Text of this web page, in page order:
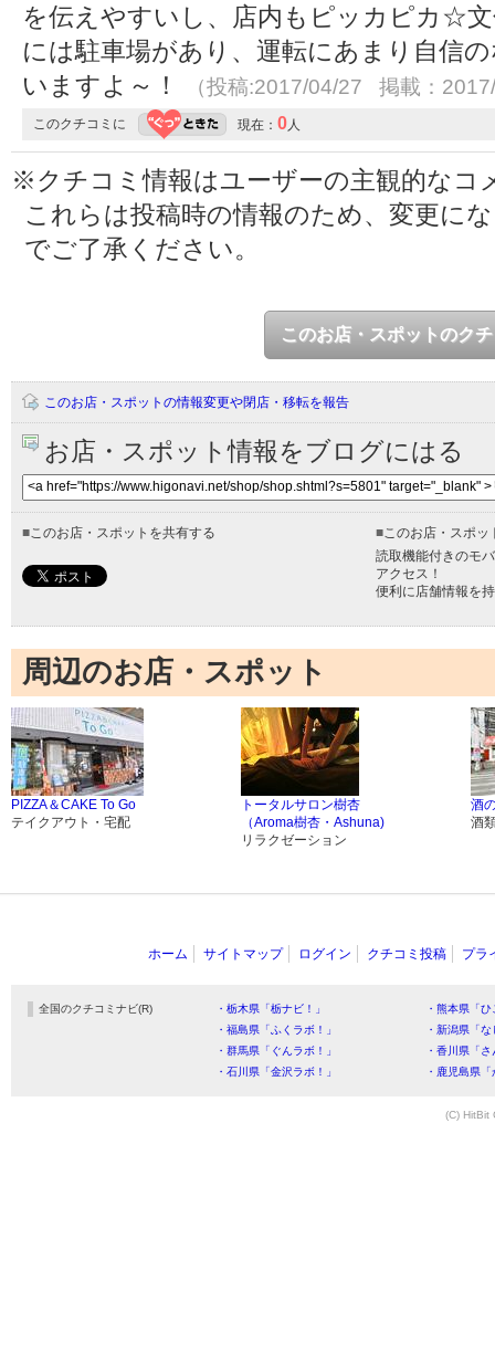
を伝えやすいし、店内もピッカピカ☆
には駐車場があり、運転にあまり自信
いますよ～！
（投稿:2017/04/27 掲載：
このクチコミに 現在： 0 人
※クチコミ情報はユーザーの主観的なコ
これらは投稿時の情報のため、変更に
でご了承ください。
このお店・スポットのク
このお店・スポットの情報変更や閉店・移転を報告
お店・スポット情報をブログにはる
■ このお店・スポットを共有する ■ このお店・スポ
読取機能付きのモ
アクセス！
便利に店舗情報を
周辺のお店・スポット
PIZZA＆CAKE To Go
テイクアウト・宅配
トータルサロン樹杏
（Aroma樹杏・Ashuna)
リラクゼーション
酒
酒
ホーム サイトマップ ログイン クチコミ投稿 プラ
全国のクチコミナビ(R) ・栃木県「栃ナビ！」
・熊本県「
・福島県「ふくラボ！」
・新潟県「
・群馬県「ぐんラボ！」
・香川県「
・石川県「金沢ラボ！」
・鹿児島県
(C) HitBit